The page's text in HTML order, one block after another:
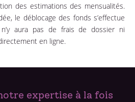
des estimations des mensualités.
le déblocage des fonds s’effectue
aura pas de frais de dossier ni
en ligne.
expertise à la fois